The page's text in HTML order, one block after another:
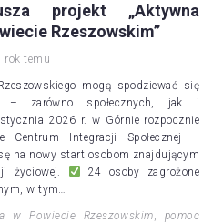
projekt „Aktywna
Rzeszowskim”
rok temu
mogą spodziewać się
– zarówno społecznych, jak i
2026 r. w Górnie rozpocznie
Centrum Integracji Społecznej –
na nowy start osobom znajdującym
życiowej.
24 osoby zagrożone
w tym…
w Powiecie Rzeszowskim, pomoc